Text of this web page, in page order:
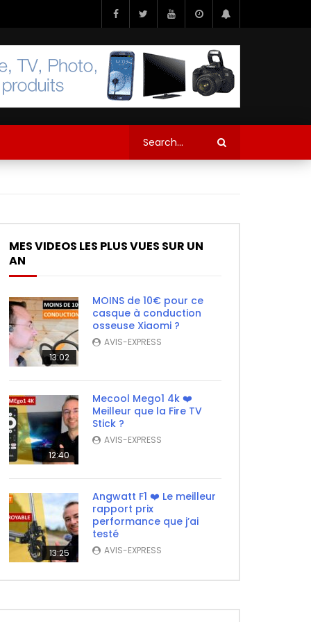
MES VIDEOS LES PLUS VUES SUR UN
AN
13:02
MOINS de 10€ pour ce
casque à conduction
osseuse Xiaomi ?
AVIS-EXPRESS
12:40
Mecool Mego1 4k ❤️
Meilleur que la Fire TV
Stick ?
AVIS-EXPRESS
13:25
Angwatt F1 ❤️ Le meilleur
rapport prix
performance que j’ai
testé
AVIS-EXPRESS